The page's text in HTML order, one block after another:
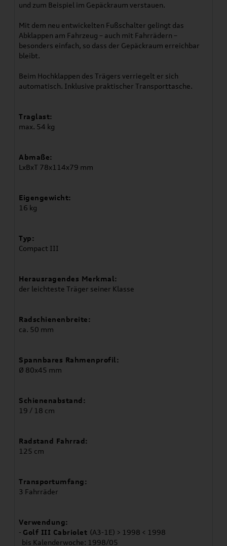
und zum Beispiel im Gepäckraum verstauen.
Mit dem neu entwickelten Fußschalter gelingt das
Abklappen am Fahrzeug – auch mit Fahrrädern –
besonders einfach, so dass der Gepäckraum erreichbar
bleibt.
Beim Hochklappen des Trägers verriegelt er sich
automatisch. Inklusive praktischer Transporttasche.
Traglast:
max. 54 kg
Abmaße:
LxBxT 78x114x79 mm
Eigengewicht:
16 kg
Typ:
Compact III
Herausragendes Merkmal:
der leichteste Träger seiner Klasse
Radschienenbreite:
ca. 50 mm
Spannbares Rahmenprofil:
Ø 80x45 mm
Schienenabstand:
19 / 18 cm
Radstand Fahrrad:
125 cm
Transportumfang:
3 Fahrräder
Verwendung:
- Golf III Cabriolet (A3-1E) > 1998 < 1998
bis Kalenderwoche: 1998/05